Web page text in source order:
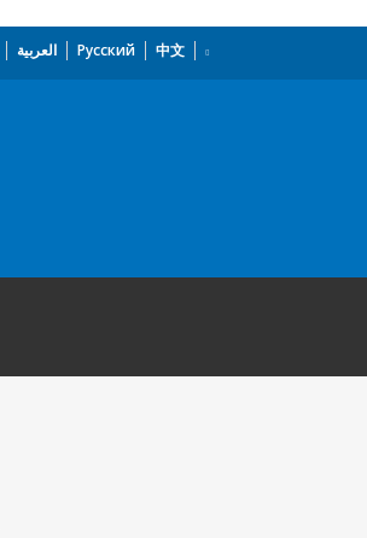
العربية Русский 中文